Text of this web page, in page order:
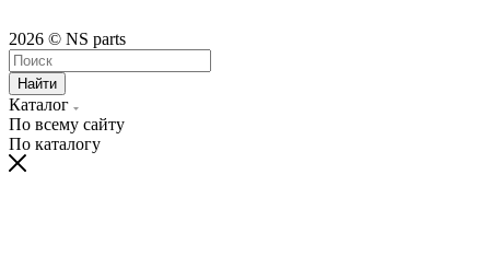
2026 © NS parts
Найти
Каталог
По всему сайту
По каталогу